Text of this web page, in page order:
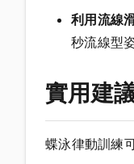
利用流線
秒流線型
實用建
蝶泳律動訓練